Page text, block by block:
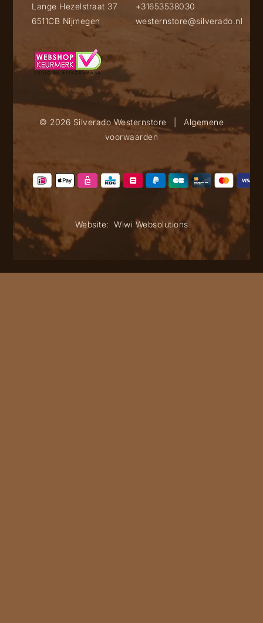
Lange Hezelstraat 37
6511CB Nijmegen
+31653538030
westernstore@silverado.nl
© 2026 Silverado Westernstore
Algemene
voorwaarden
Website: Wiwi Websolutions